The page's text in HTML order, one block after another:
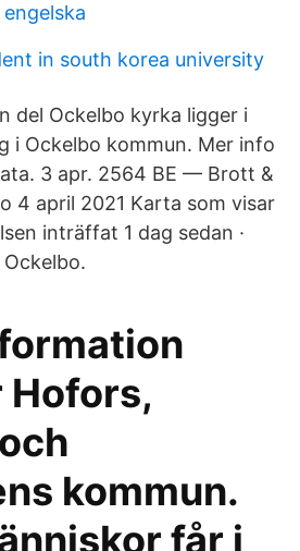
in south korea university
del Ockelbo kyrka ligger i
i Ockelbo kommun. Mer info
3 apr. 2564 BE — Brott &
4 april 2021 Karta som visar
inträffat 1 dag sedan ·
kommun.
får i